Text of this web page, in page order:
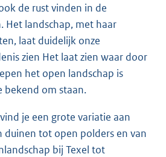
de rust vinden in de
Het landschap, met haar
laat duidelijk onze
zien Het laat zien waar door
het open landschap is
bekend om staan.
je een grote variatie aan
duinen tot open polders en van
bij Texel tot